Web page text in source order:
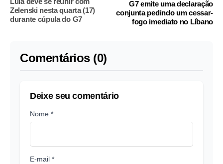
Zelenski nesta quarta (17)
durante cúpula do G7
G7 emite uma declaração
conjunta pedindo um cessar-
fogo imediato no Líbano
Comentários (0)
Deixe seu comentário
Nome *
E-mail *